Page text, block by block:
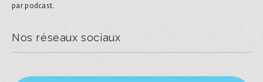
par podcast.
Nos réseaux sociaux